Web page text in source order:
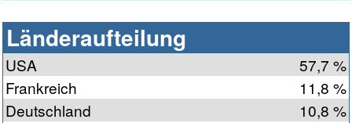
Länderaufteilung
USA
57,7 %
Frankreich
11,8 %
Deutschland
10,8 %